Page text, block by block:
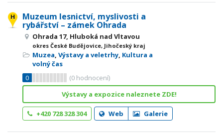
Muzeum lesnictví, myslivosti a
rybářství – zámek Ohrada
Ohrada 17, Hluboká nad Vltavou
okres České Budějovice, Jihočeský kraj
Muzea, Výstavy a veletrhy, Kultura a
volný čas
0
(0 hodnocení)
Výstavy a expozice naleznete ZDE!
+420 728 328 304 Web Galerie